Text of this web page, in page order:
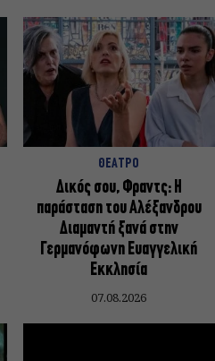
ΘΕΑΤΡΟ
Δικός σου, Φραντς: Η
παράσταση του Αλέξανδρου
Διαμαντή ξανά στην
Γερμανόφωνη Ευαγγελική
Εκκλησία
07.08.2026